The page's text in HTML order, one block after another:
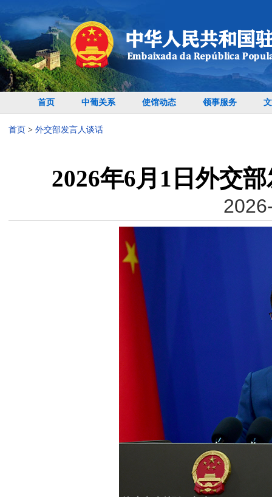
首页 中葡关系 使馆动态 领事服务
首页 > 外交部发言人谈话
2026年6月1日外交